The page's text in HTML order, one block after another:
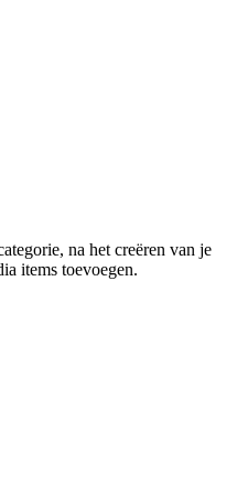
na het creëren van je
items toevoegen.